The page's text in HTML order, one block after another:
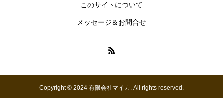
このサイトについて
メッセージ＆お問合せ
Copyright © 2024 有限会社マイカ. All rights reserved.